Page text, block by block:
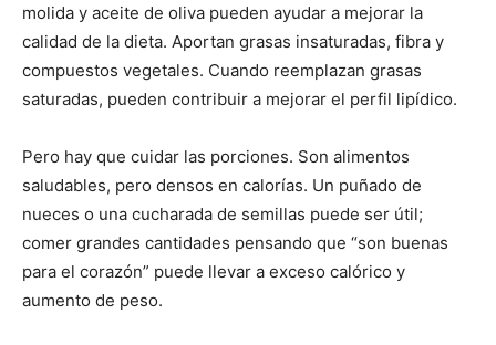
molida y aceite de oliva pueden ayudar a mejorar la
calidad de la dieta. Aportan grasas insaturadas, fibra y
compuestos vegetales. Cuando reemplazan grasas
saturadas, pueden contribuir a mejorar el perfil lipídico.
Pero hay que cuidar las porciones. Son alimentos
saludables, pero densos en calorías. Un puñado de
nueces o una cucharada de semillas puede ser útil;
comer grandes cantidades pensando que “son buenas
para el corazón” puede llevar a exceso calórico y
aumento de peso.